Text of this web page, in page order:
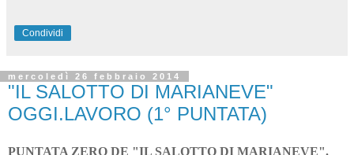
Condividi
mercoledì 26 febbraio 2014
"IL SALOTTO DI MARIANEVE"
OGGI.LAVORO (1° PUNTATA)
PUNTATA ZERO DE "IL SALOTTO DI MARIANEVE".